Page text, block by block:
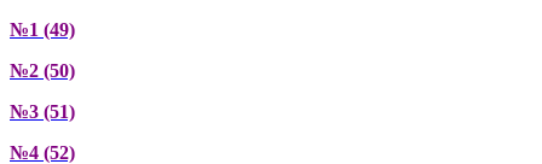
№1 (49)
№2 (50)
№3 (51)
№4 (52)